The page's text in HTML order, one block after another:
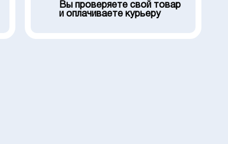
Вы проверяете свой товар
и оплачиваете курьеру